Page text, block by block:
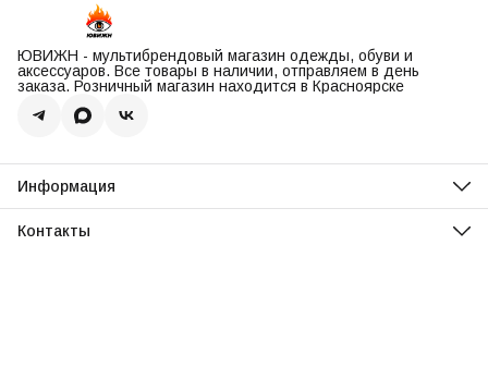
ЮВИЖН - мультибрендовый магазин одежды, обуви и
аксессуаров. Все товары в наличии, отправляем в день
заказа. Розничный магазин находится в Красноярске
Информация
Оплата
Контакты